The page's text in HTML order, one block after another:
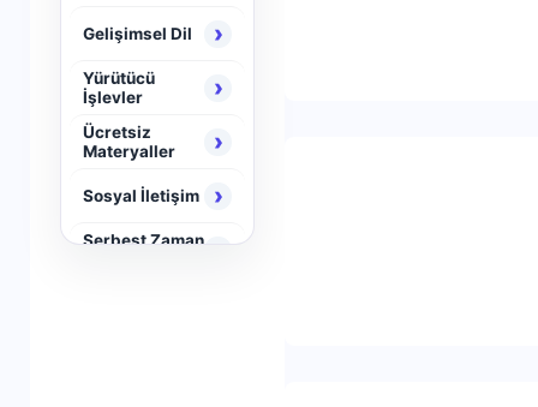
Gelişimsel Dil ›
Yürütücü
İşlevler
›
Ücretsiz
Materyaller
›
Sosyal İletişim ›
Serbest Zaman